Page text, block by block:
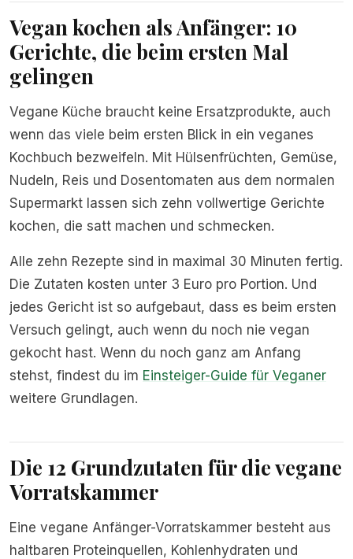
Vegan kochen als Anfänger: 10
Gerichte, die beim ersten Mal
gelingen
Vegane Küche braucht keine Ersatzprodukte, auch
wenn das viele beim ersten Blick in ein veganes
Kochbuch bezweifeln. Mit Hülsenfrüchten, Gemüse,
Nudeln, Reis und Dosentomaten aus dem normalen
Supermarkt lassen sich zehn vollwertige Gerichte
kochen, die satt machen und schmecken.
Alle zehn Rezepte sind in maximal 30 Minuten fertig.
Die Zutaten kosten unter 3 Euro pro Portion. Und
jedes Gericht ist so aufgebaut, dass es beim ersten
Versuch gelingt, auch wenn du noch nie vegan
gekocht hast. Wenn du noch ganz am Anfang
stehst, findest du im Einsteiger-Guide für Veganer
weitere Grundlagen.
Die 12 Grundzutaten für die vegane
Vorratskammer
Eine vegane Anfänger-Vorratskammer besteht aus
haltbaren Proteinquellen, Kohlenhydraten und